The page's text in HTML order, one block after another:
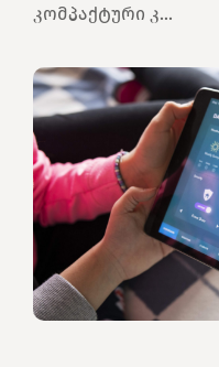
კომპაქტური კ...